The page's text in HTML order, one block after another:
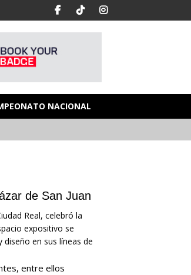
NACIONAL
de San Juan
Real, celebró la
expositivo se
en sus líneas de
entre ellos